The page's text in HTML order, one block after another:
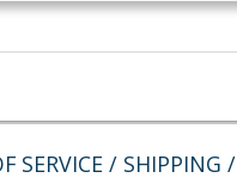
SERVICE / SHIPPING /